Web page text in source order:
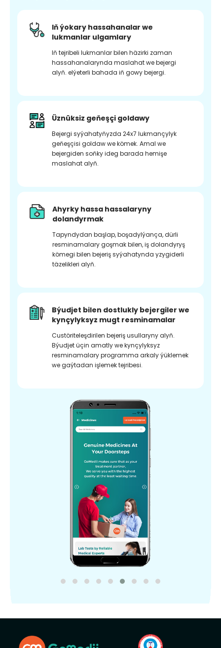
Iň ýokary hassahanalar we
lukmanlar ulgamlary
Iň tejribeli lukmanlar bilen häzirki zaman
hassahanalarynda maslahat we bejergi
alyň. elýeterli bahada iň gowy bejergi.
Üznüksiz geňeşçi goldawy
Bejergi syýahatyňyzda 24x7 lukmançylyk
geňeşçisi goldaw we kömek. Amal we
bejergiden soňky ideg barada hemişe
maslahat alyň.
Ahyrky hassa hassalaryny
dolandyrmak
Tapyndydan başlap, boşadylýança, dürli
resminamalary goşmak bilen, iş dolandyryş
kömegi bilen bejeriş syýahatynda yzygiderli
täzelikleri alyň.
Býudjet bilen dostlukly bejergiler we
kynçylyksyz mugt resminamalar
Custöriteleşdirilen bejeriş usullaryny alyň.
Býudjet üçin amatly we kynçylyksyz
resminamalary programma arkaly ýüklemek
we gaýtadan işlemek tejribesi.